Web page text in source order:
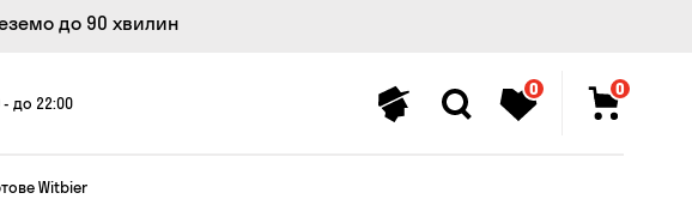
до 90 хвилин
- до 22:00
0 0
Witbier